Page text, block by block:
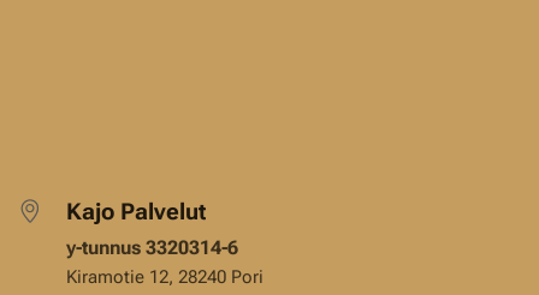
Kajo Palvelut
y-tunnus 3320314-6
Kiramotie 12, 28240 Pori